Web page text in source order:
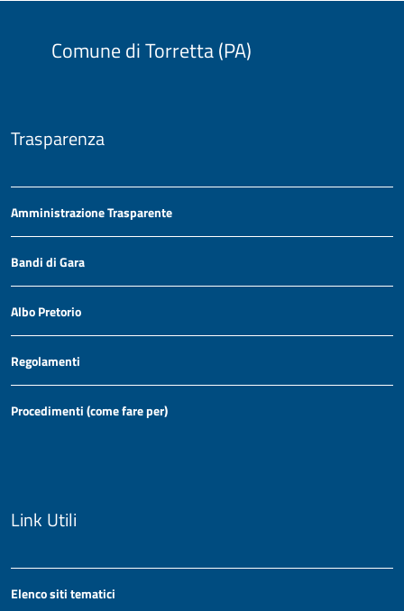
Comune di Torretta (PA)
Trasparenza
Amministrazione Trasparente
Bandi di Gara
Albo Pretorio
Regolamenti
Procedimenti (come fare per)
Link Utili
Elenco siti tematici